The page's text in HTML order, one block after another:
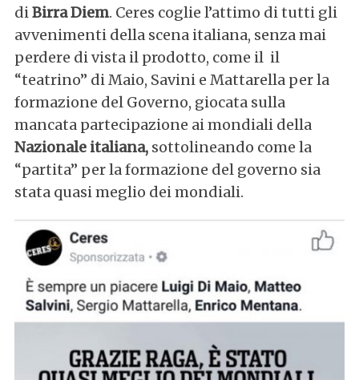
diBirra Diem. Ceres coglie l’attimo di tutti gli
avvenimenti della scena italiana, senza mai
perdere di vista il prodotto, come il il
“teatrino” di Maio, Savini e Mattarella per la
formazione del Governo, giocata sulla
mancata partecipazione ai mondiali della
Nazionale italiana,sottolineando come la
“partita” per la formazione del governo sia
stata quasi meglio dei mondiali.